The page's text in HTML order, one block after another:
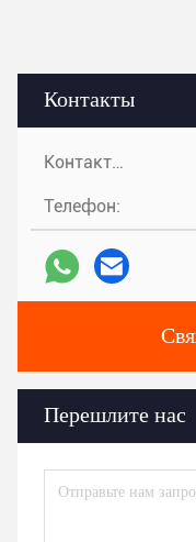
Контакты
Контакты:
Телефон:
Перешлите нас